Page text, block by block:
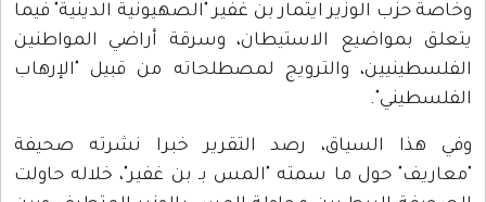
وخاصة حزب الوزير ايتمار بن غفير "الصهيونية الدينية" فيما
يتعلق بمواضيع الاستيطان، وسرقة أراضي المواطنين
الفلسطينيين، والترويج لمصطلحاته من قبيل "الإرهاب
الفلسطيني".
وفي هذا السياق، رصد التقرير خبرا نشرته صحيفة
"معاريف" حول ما سمته "المس بـ بن غفير"، خلاله حاولت